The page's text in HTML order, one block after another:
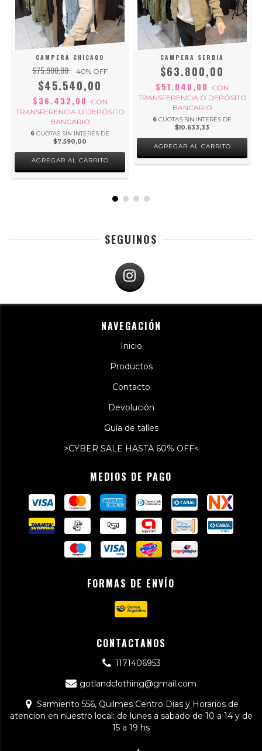
CAMPERA CHICAGO
$75.900,00 40% OFF
$45.540,00
$36.432,00
CON
TRANSFERENCIA O DEPÓSITO
BANCARIO
6 CUOTAS SIN INTERÉS DE
$7.590,00
AGREGAR AL CARRITO
CAMPERA SERBIA
$63.800,00
$51.040,00
CON
TRANSFERENCIA O DEPÓSITO
BANCARIO
6 CUOTAS SIN INTERÉS DE
$10.633,33
AGREGAR AL CARRITO
SEGUINOS
NAVEGACIÓN
Inicio
Productos
Contacto
Devolución
Guía de talles
>CYBER SALE HASTA 60% OFF<
MEDIOS DE PAGO
FORMAS DE ENVÍO
CONTACTANOS
1171406953
gotlandclothing@gmail.com
Sarmiento 556, Quilmes Centro Dias y Horarios de
atencion en nuestro local: de lunes a sabado de 10 a 14 y de
15 a 19 hs